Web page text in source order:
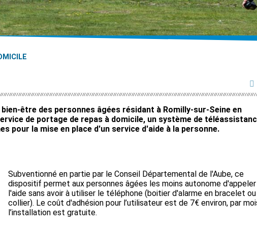
être des personnes âgées résidant à Romilly-sur-Seine en
de portage de repas à domicile, un système de
pour la mise en place d'un service d'aide à la personne.
Subventionné en partie par le Conseil Départemental de l'Aube, ce
dispositif permet aux personnes âgées les moins autonome
l'aide sans avoir à utiliser le téléphone (boitier d'alarme en bracelet
collier). Le coût d'adhésion pour l’utilisateur est de 7€ environ, par
l’installation est gratuite.